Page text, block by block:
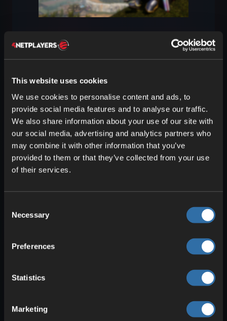
This website uses cookies
We use cookies to personalise content and ads, to
provide social media features and to analyse our traffic.
We also share information about your use of our site with
our social media, advertising and analytics partners who
may combine it with other information that you’ve
provided to them or that they’ve collected from your use
of their services.
Selection
Necessary
Preferences
Statistics
Marketing
stor variasjon
hvis du spesialiserer deg
på drage-Pals. For medunntak av
Orserk
er alle Pals i dette elementet
lufteneller ivannet– her finnes det
virkelig en hel rekke gode Pals. Vi ser på
Pals som særlig fokuserer på fart
som egner seg spesielt godt i bestemte
situasjoner.
Debeste mountene